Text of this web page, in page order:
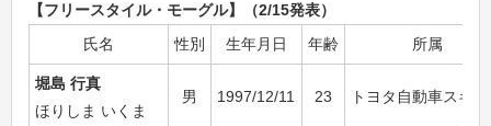
【フリースタイル・モーグル】（2/15発表）
氏名
性別 生年月日 年齢 所属
堀島 行真
ほりしま いくま
男 1997/12/11 23 トヨタ自動車スキ